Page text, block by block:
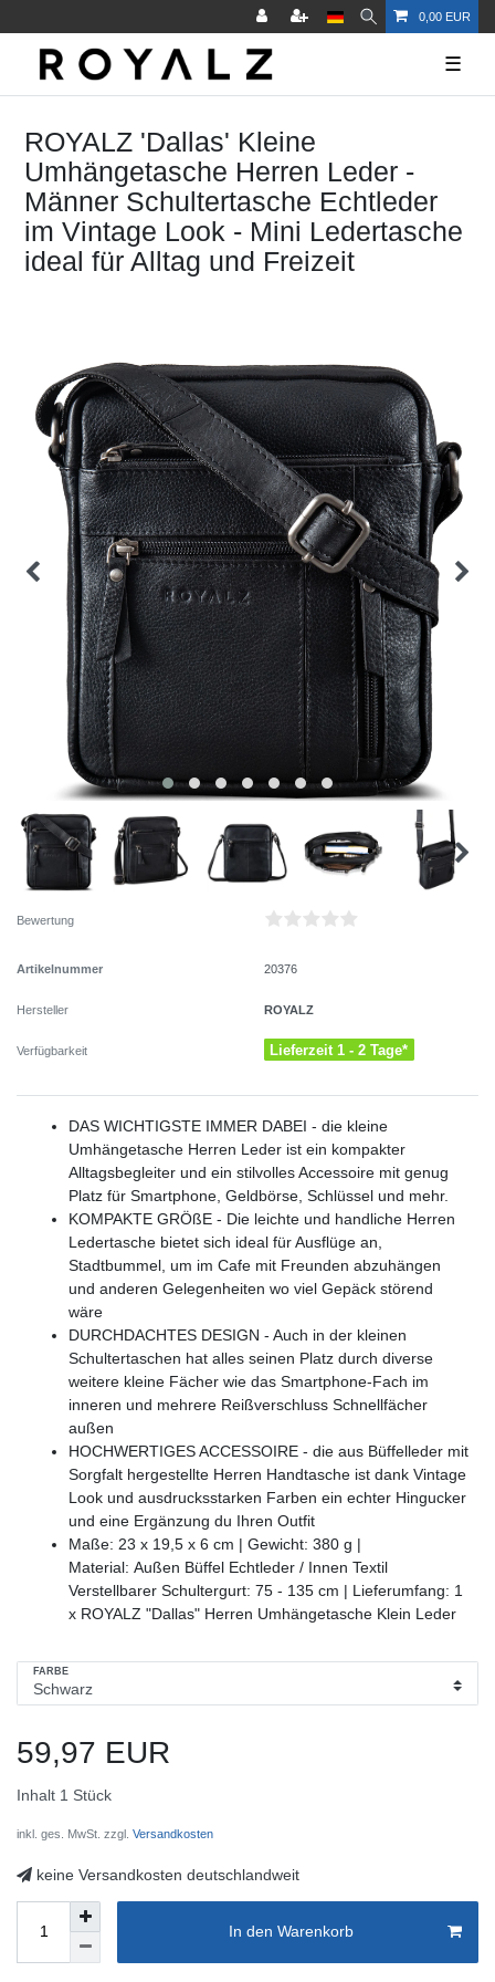
0,00 EUR
☰
ROYALZ 'Dallas' Kleine
Umhängetasche Herren Leder -
Männer Schultertasche Echtleder
im Vintage Look - Mini Ledertasche
ideal für Alltag und Freizeit
Bewertung
Artikelnummer 20376
Hersteller ROYALZ
Verfügbarkeit Lieferzeit 1 - 2 Tage*
DAS WICHTIGSTE IMMER DABEI - die kleine
Umhängetasche Herren Leder ist ein kompakter
Alltagsbegleiter und ein stilvolles Accessoire mit genug
Platz für Smartphone, Geldbörse, Schlüssel und mehr.
KOMPAKTE GRÖßE - Die leichte und handliche Herren
Ledertasche bietet sich ideal für Ausflüge an,
Stadtbummel, um im Cafe mit Freunden abzuhängen
und anderen Gelegenheiten wo viel Gepäck störend
wäre
DURCHDACHTES DESIGN - Auch in der kleinen
Schultertaschen hat alles seinen Platz durch diverse
weitere kleine Fächer wie das Smartphone-Fach im
inneren und mehrere Reißverschluss Schnellfächer
außen
HOCHWERTIGES ACCESSOIRE - die aus Büffelleder mit
Sorgfalt hergestellte Herren Handtasche ist dank Vintage
Look und ausdrucksstarken Farben ein echter Hingucker
und eine Ergänzung du Ihren Outfit
Maße: 23 x 19,5 x 6 cm | Gewicht: 380 g |
Material: Außen Büffel Echtleder / Innen Textil
Verstellbarer Schultergurt: 75 - 135 cm | Lieferumfang: 1
x ROYALZ "Dallas" Herren Umhängetasche Klein Leder
FARBE
59,97 EUR
Inhalt 1 Stück
inkl. ges. MwSt. zzgl. Versandkosten
keine Versandkosten deutschlandweit
In den Warenkorb